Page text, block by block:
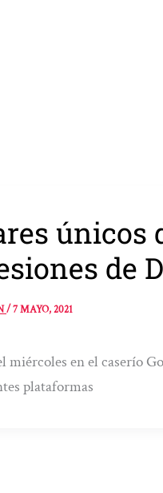
únicos
de
/7 MAYO, 2021
miércoles en el caserío
plataformas